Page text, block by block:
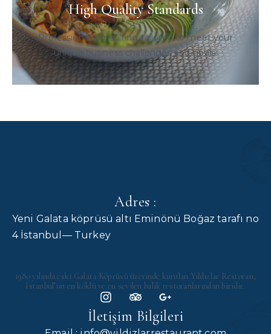
High Quality Standards
Professional consulting tailored to meet your
unique business challenges and goals.
Adres :
Yeni Galata köprüsü altı Eminönü Boğaz tarafı no
4 İstanbul— Turkey
1980 yılında eski Galata Köprüsü üzerinde kurulan Yıldızlar Restoran,
İstanbul’un en köklü ve en sevilen balık restoranlarından biridir.
İletişim Bilgileri